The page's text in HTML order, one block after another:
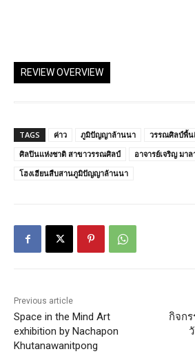
REVIEW OVERVIEW
TAGS ค่าว ภูมิปัญญาล้านนา
วรรณศิลป์พื้
ศิลปินแห่งชาติ สาขาวรรณศิลป์
อาจารย์เจริญ มา
โฮงเฮียนสืบสานภูมิปัญญาล้านนา
Previous article
Space in the Mind Art
exhibition by Nachapon
Khutanawanitpong
กิจก